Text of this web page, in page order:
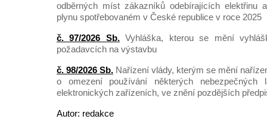
odběrných míst zákazníků odebírajících elektřinu
plynu spotřebovaném v České republice v roce 2025
č. 97/2026 Sb.Vyhláška, kterou se mění
požadavcích na výstavbu
č. 98/2026 Sb. Nařízení vlády, kterým se mění
o omezení používání některých
elektronických zařízeních, ve znění pozdějších
Autor: redakce